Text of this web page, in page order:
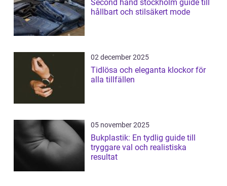
Second hand stockholm guide till
hållbart och stilsäkert mode
02 december 2025
Tidlösa och eleganta klockor för
alla tillfällen
05 november 2025
Bukplastik: En tydlig guide till
tryggare val och realistiska
resultat